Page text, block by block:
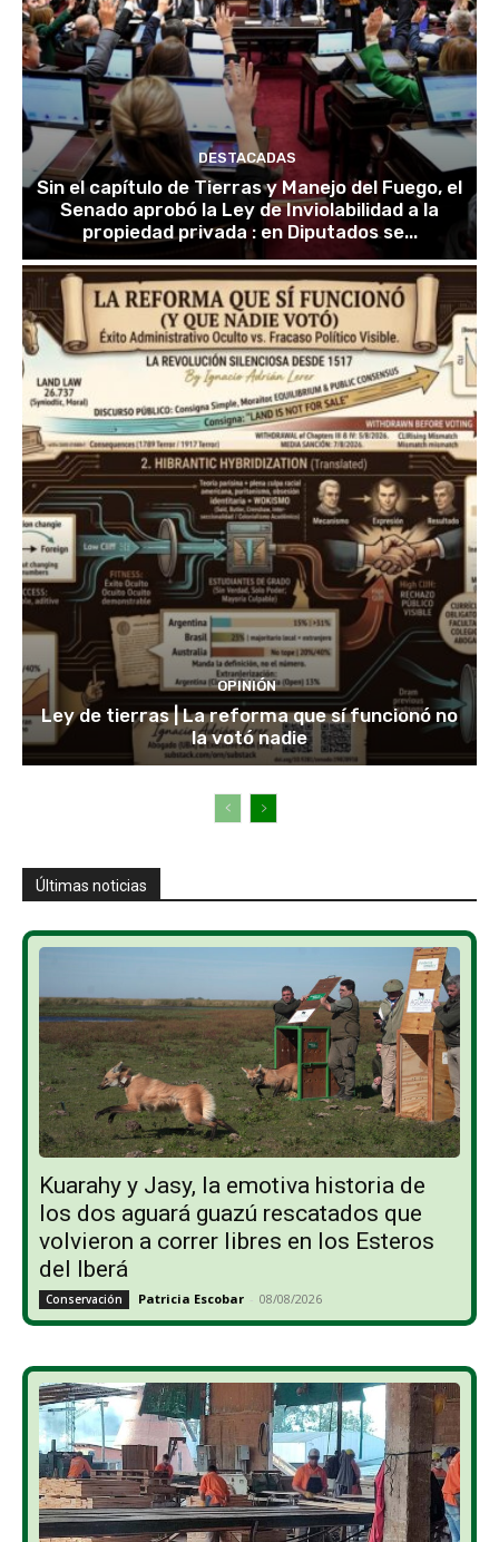
DESTACADAS
Sin el capítulo de Tierras y Manejo del Fuego, el
Senado aprobó la Ley de Inviolabilidad a la
propiedad privada : en Diputados se...
OPINIÓN
Ley de tierras | La reforma que sí funcionó no
la votó nadie
Últimas noticias
Kuarahy y Jasy, la emotiva historia de
los dos aguará guazú rescatados que
volvieron a correr libres en los Esteros
del Iberá
Conservación Patricia Escobar - 08/08/2026